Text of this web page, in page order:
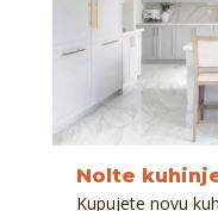
Nolte
Kupujete novu